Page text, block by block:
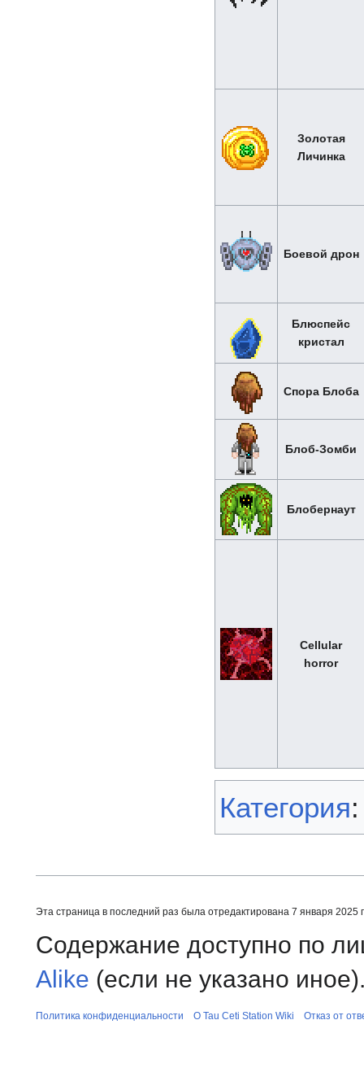
Золотая
Личинка
Боевой дрон
Блюспейс
кристал
Спора Блоба
Блоб-Зомби
Блобернаут
Cellular
horror
Категория
Эта страница в последний раз была отредактирована 7 января 2025
Содержание доступно по
Alike (если не указано
Политика конфиденциальности О Tau Ceti Station Wiki Отказ от